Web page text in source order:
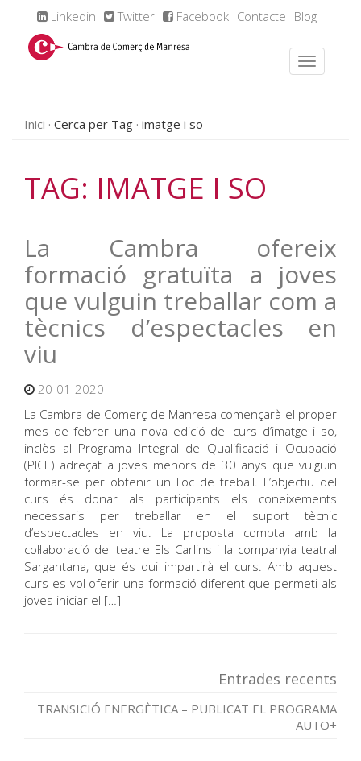
Linkedin Twitter Facebook Contacte Blog
Inici Cerca per Tag imatge i so
TAG: IMATGE I SO
La Cambra ofereix
formació gratuïta a joves
que vulguin treballar com a
tècnics d’espectacles en
viu
20-01-2020
La Cambra de Comerç de Manresa començarà el proper
mes de febrer una nova edició del curs d’imatge i so,
inclòs al Programa Integral de Qualificació i Ocupació
(PICE) adreçat a joves menors de 30 anys que vulguin
formar-se per obtenir un lloc de treball. L’objectiu del
curs és donar als participants els coneixements
necessaris per treballar en el suport tècnic
d’espectacles en viu. La proposta compta amb la
col·laboració del teatre Els Carlins i la companyia teatral
Sargantana, que és qui impartirà el curs. Amb aquest
curs es vol oferir una formació diferent que permeti als
joves iniciar el […]
Entrades recents
TRANSICIÓ ENERGÈTICA – PUBLICAT EL PROGRAMA
AUTO+